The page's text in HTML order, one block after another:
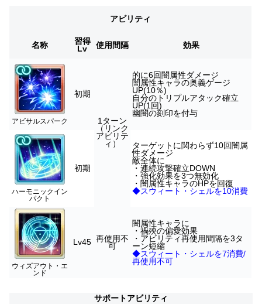
アビリティ
名称
習得
Lv
使用間隔 効果
アビサルスパーク
初期
1ターン
（リンク
アビリテ
ィ）
的に6回闇属性ダメージ
闇属性キャラの奥義ゲージ
UP(10％)
自分のトリプルアタック確立
UP(1回)
幽闇の刻印を付与
ハーモニックイン
パクト
初期
ターゲットに関わらず10回闇属
性ダメージ
敵全体に
・連続攻撃確立DOWN
・強化効果を3つ無効化
・闇属性キャラのHPを回復
◆スウィート・シェルを10消費
ウィズアウト・エ
ンド
Lv45 再使用不
可
闇属性キャラに
・禍殃の偏愛効果
・アビリティ再使用間隔を3タ
ーン短縮
◆スウィート・シェルを7消費/
再使用不可
サポートアビリティ